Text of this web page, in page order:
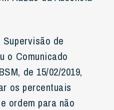
de
o Comunicado
de 15/02/2019,
os percentuais
ordem para não